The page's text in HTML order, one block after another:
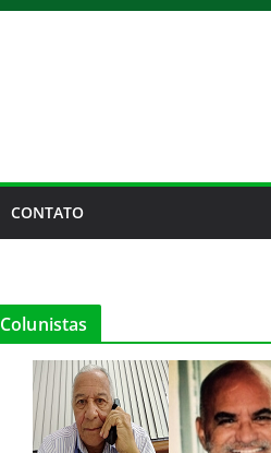
CONTATO
Colunistas